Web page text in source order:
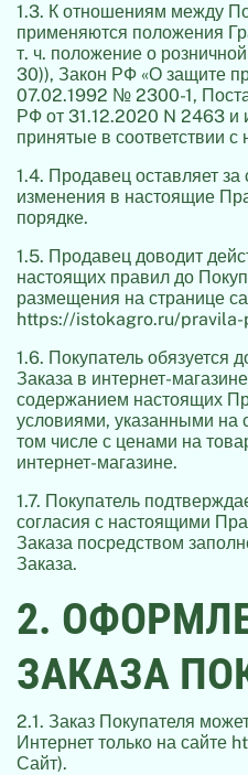
1.3. К отношениям между
применяются положения
т. ч. положение о
30)), Закон РФ «О защите
07.02.1992 № 2300-1,
РФ от 31.12.2020 N 2463 и
принятые в соответствии с
1.4. Продавец оставляет за
изменения в настоящие
порядке.
1.5. Продавец доводит
настоящих правил до
размещения на странице
https://istokagro.ru/pravila-
1.6. Покупатель обязуется
Заказа в интернет-
содержанием настоящих
условиями, указанными на
том числе с ценами на
интернет-магазине.
1.7. Покупатель
согласия с настоящими
Заказа посредством
Заказа.
2.
ЗАКАЗА
2.1. Заказ Покупателя
Интернет только на сайте
Сайт).